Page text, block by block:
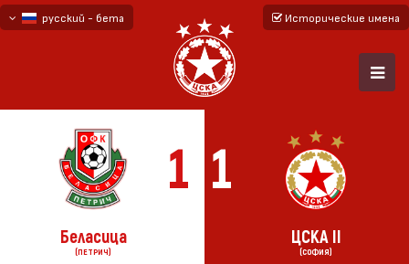
русский - бета
Исторические имена
1 1
Беласица
(ПЕТРИЧ)
ЦСКА II
(СОФИЯ)